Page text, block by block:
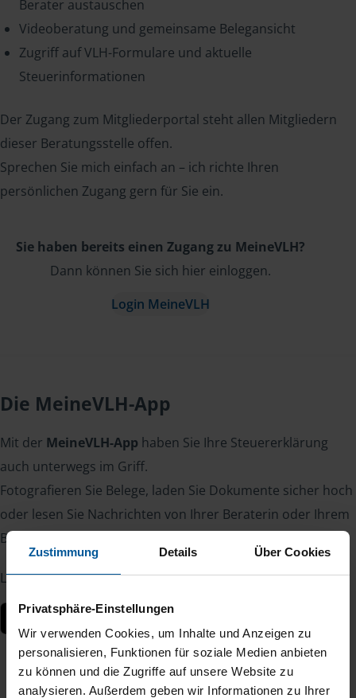
Zustimmung Details Über Cookies
Privatsphäre-Einstellungen
Wir verwenden Cookies, um Inhalte und Anzeigen zu
personalisieren, Funktionen für soziale Medien anbieten
zu können und die Zugriffe auf unsere Website zu
analysieren. Außerdem geben wir Informationen zu Ihrer
Berater austauschen
Videoberatung und gemeinsame Belegansicht
Zugriff auf VLH-Formulare und aktuelle
Steuerinformationen
Der Zugang zum Mitgliederportal steht allen Mitgliedern
dieser Beratungsstelle offen.
Sprechen Sie mich einfach an – ich richte Ihren
persönlichen Zugang gern für Sie ein.
Sie haben bereits einen Zugang zu MeineVLH?
Dann können Sie sich hier einloggen.
Login MeineVLH
Die MeineVLH-App
Mit der MeineVLH-App haben Sie Ihre Steuererklärung
auch unterwegs im Griff.
Fotografieren Sie Belege, laden Sie Dokumente sicher hoch
oder lesen Sie Nachrichten von Ihrer Beraterin oder Ihrem
Berater – jederzeit und von überall.
Laden Sie die App kostenlos herunter: